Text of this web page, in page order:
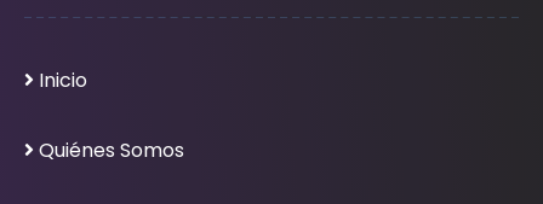
Inicio
Quiénes Somos